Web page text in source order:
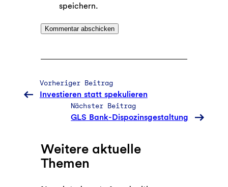
speichern.
Vorheriger Beitrag
Investieren statt spekulieren
Nächster Beitrag
GLS Bank-Dispozinsgestaltung
Weitere aktuelle
Themen